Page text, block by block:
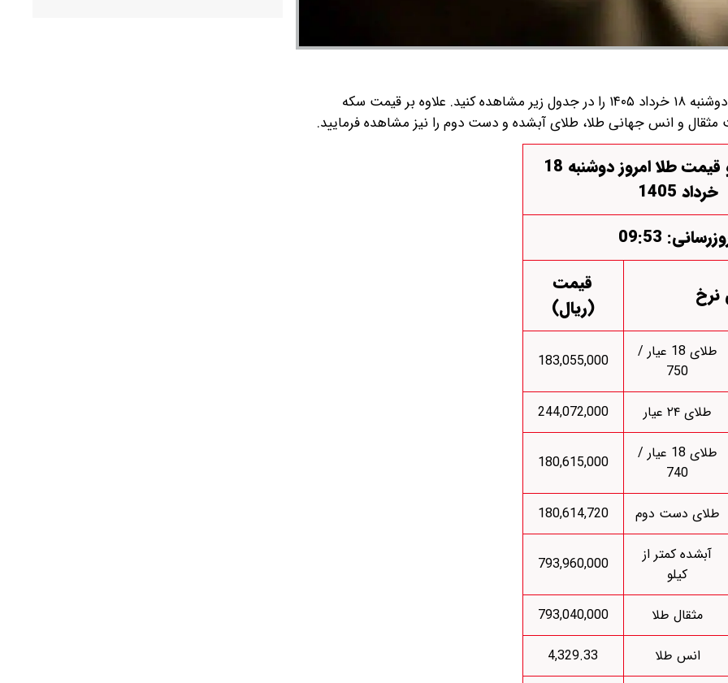
قیمت سکه و قیمت طلا امروز دوشنبه ۱۸ خرداد ۱۴۰۵ را در جدول زیر مشاهده کنید. علاوه بر قیمت سکه
مثقال و انس جهانی طلا، طلای آبشده و دست دوم را نیز مشاهده فرمایید.
قیمت سکه و قیمت طلا امروز دوشنبه 18
خرداد 1405
09:53
نرخ
قیمت
(ریال)
طلای 18 عیار /
750
183,055,000
طلای ۲۴ عیار
244,072,000
طلای 18 عیار /
740
180,615,000
طلای دست دوم
180,614,720
آبشده کمتر از
کیلو
793,960,000
مثقال طلا
793,040,000
انس طلا
4,329.33